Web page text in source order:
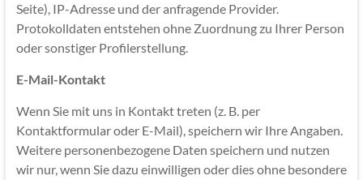
Seite), IP-Adresse und der anfragende Provider.
Protokolldaten entstehen ohne Zuordnung zu Ihrer Person
oder sonstiger Profilerstellung.
E-Mail-Kontakt
Wenn Sie mit uns in Kontakt treten (z. B. per
Kontaktformular oder E-Mail), speichern wir Ihre Angaben.
Weitere personenbezogene Daten speichern und nutzen
wir nur, wenn Sie dazu einwilligen oder dies ohne besondere